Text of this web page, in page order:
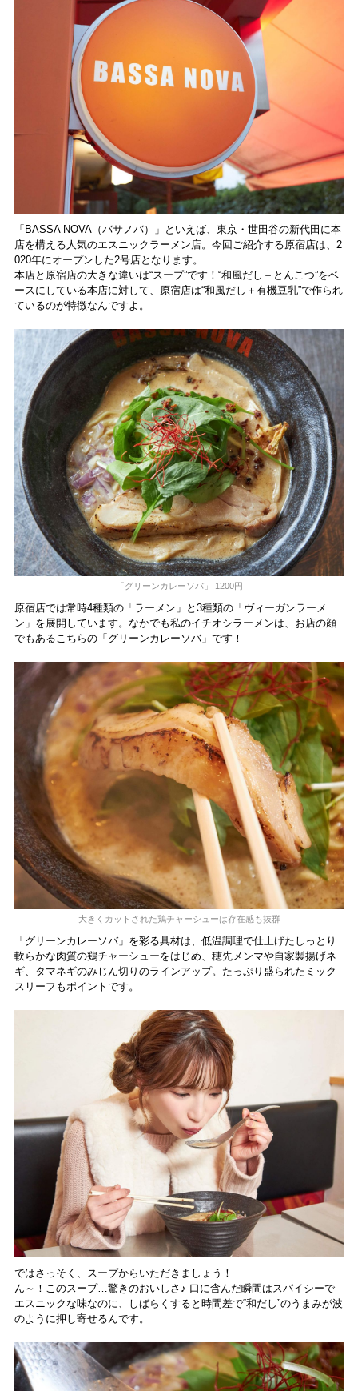
「BASSA NOVA（バサノバ）」といえば、東京・世田谷の新代田に本
店を構える人気のエスニックラーメン店。今回ご紹介する原宿店は、2
020年にオープンした2号店となります。
本店と原宿店の大きな違いは“スープ”です！“和風だし＋とんこつ”をベ
ースにしている本店に対して、原宿店は“和風だし＋有機豆乳”で作られ
ているのが特徴なんですよ。
「グリーンカレーソバ」 1200円
原宿店では常時4種類の「ラーメン」と3種類の「ヴィーガンラーメ
ン」を展開しています。なかでも私のイチオシラーメンは、お店の顔
でもあるこちらの「グリーンカレーソバ」です！
大きくカットされた鶏チャーシューは存在感も抜群
「グリーンカレーソバ」を彩る具材は、低温調理で仕上げたしっとり
軟らかな肉質の鶏チャーシューをはじめ、穂先メンマや自家製揚げネ
ギ、タマネギのみじん切りのラインアップ。たっぷり盛られたミック
スリーフもポイントです。
ではさっそく、スープからいただきましょう！
ん～！このスープ…驚きのおいしさ♪ 口に含んだ瞬間はスパイシーで
エスニックな味なのに、しばらくすると時間差で“和だし”のうまみが波
のように押し寄せるんです。